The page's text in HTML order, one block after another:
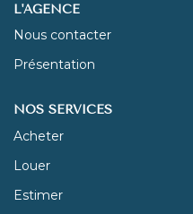
L'AGENCE
Nous contacter
Présentation
NOS SERVICES
Acheter
Louer
Estimer